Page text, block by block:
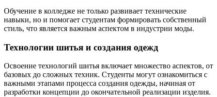
Обучение в колледже не только развивает технические
навыки, но и помогает студентам формировать собственный
стиль, что является важным аспектом в индустрии моды.
Технологии шитья и создания одежд
Освоение технологий шитья включает множество аспектов, от
базовых до сложных техник. Студенты могут ознакомиться с
важными этапами процесса создания одежды, начиная от
разработки концепции до окончательной реализации изделия.